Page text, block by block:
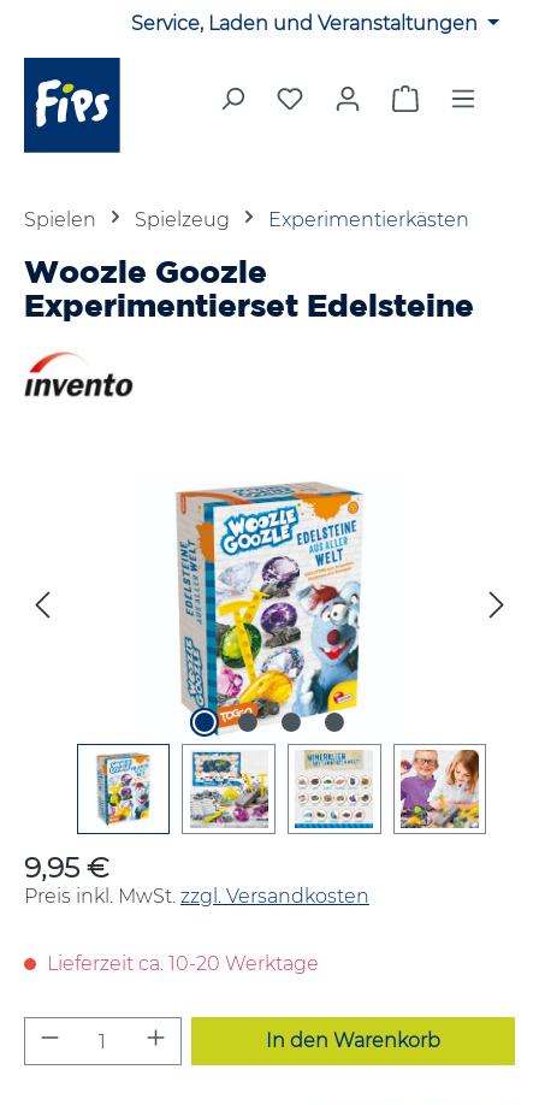
Zum Hauptinhalt springenService, Laden und Veranstaltungen
Du hast 0 Produkte auf
Warenkorb
Spielen Spielzeug Experimentierkästen
Woozle Goozle
Experimentierset Edelsteine
Bildergalerie überspringen
Regulärer Preis:
9,95 €
Preis inkl. MwSt. zzgl. Versandkosten
Lieferzeit ca. 10-20 Werktage
Produkt Anzahl: Gib den
In den Warenkorb